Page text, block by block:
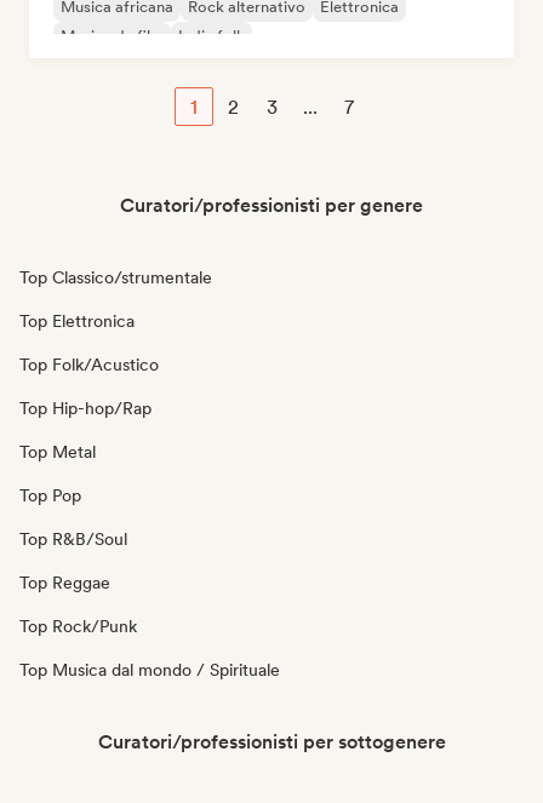
Musica africana Rock alternativo
Elettronica
Musica da film
Indie folk
1 2 3 ... 7
Curatori/professionisti per genere
Top Classico/strumentale
Top Elettronica
Top Folk/Acustico
Top Hip-hop/Rap
Top Metal
Top Pop
Top R&B/Soul
Top Reggae
Top Rock/Punk
Top Musica dal mondo / Spirituale
Curatori/professionisti per sottogenere